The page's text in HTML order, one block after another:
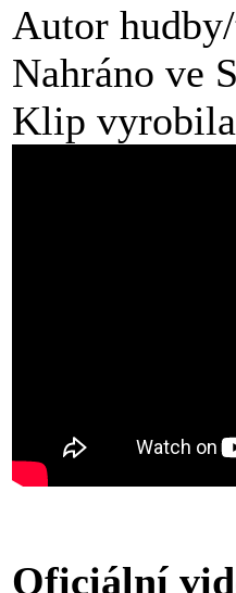
Autor
Nahráno ve
Klip
Oficiální